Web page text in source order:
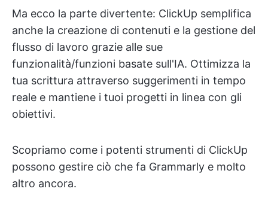
Ma ecco la parte divertente: ClickUp semplifica
anche la creazione di contenuti e la gestione del
flusso di lavoro grazie alle sue
funzionalità/funzioni basate sull'IA. Ottimizza la
tua scrittura attraverso suggerimenti in tempo
reale e mantiene i tuoi progetti in linea con gli
obiettivi.
Scopriamo come i potenti strumenti di ClickUp
possono gestire ciò che fa Grammarly e molto
altro ancora.